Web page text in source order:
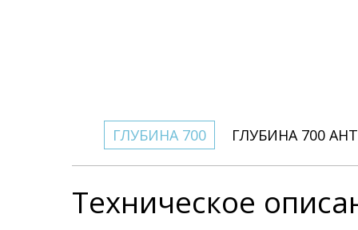
ГЛУБИНА 700 ГЛУБИНА 700
Техническое